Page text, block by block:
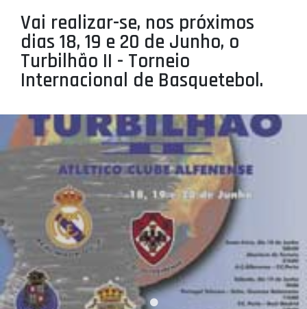
ASSOCIAÇÕES
CLUBES
AGENTES
AGENDA
MINIBASQUETE
ÁREA TÉCNICA
PROJETOS
LIGA BETCLIC MASCULINA
LIGA BETCLIC FEMININA
Vai realizar-se, nos próximos
dias 18, 19 e 20 de Junho, o
Turbilhão II - Torneio
Internacional de Basquetebol.